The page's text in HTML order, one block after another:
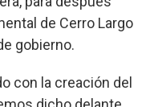
de Cerro Largo
gobierno.
con la creación del